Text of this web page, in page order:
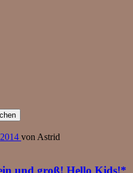
von Astrid
und groß! Hello Kids!*